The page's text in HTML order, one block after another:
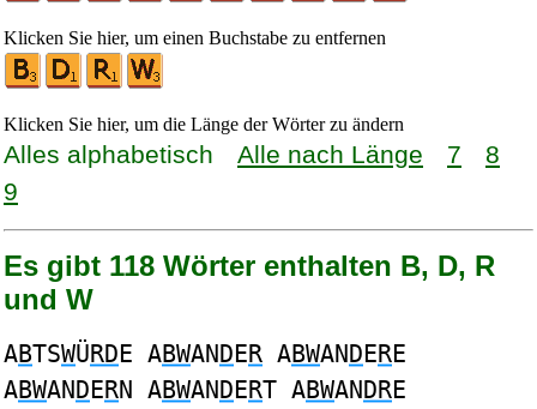
Klicken Sie hier, um einen Buchstabe zu entfernen
Klicken Sie hier, um die Länge der Wörter zu ändern
Alles alphabetisch Alle nach Länge 7
8
9
Es gibt 118 Wörter enthalten B, D, R
und W
ABTSWÜRDE ABWANDER ABWANDERE
ABWANDERN ABWANDERT ABWANDRE